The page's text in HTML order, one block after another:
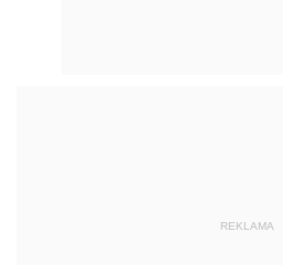
REKLAMA